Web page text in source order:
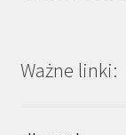
Ważne linki: